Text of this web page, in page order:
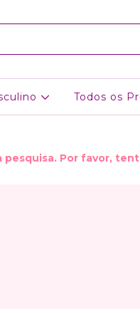
Todos os
pesquisa. Por favor,